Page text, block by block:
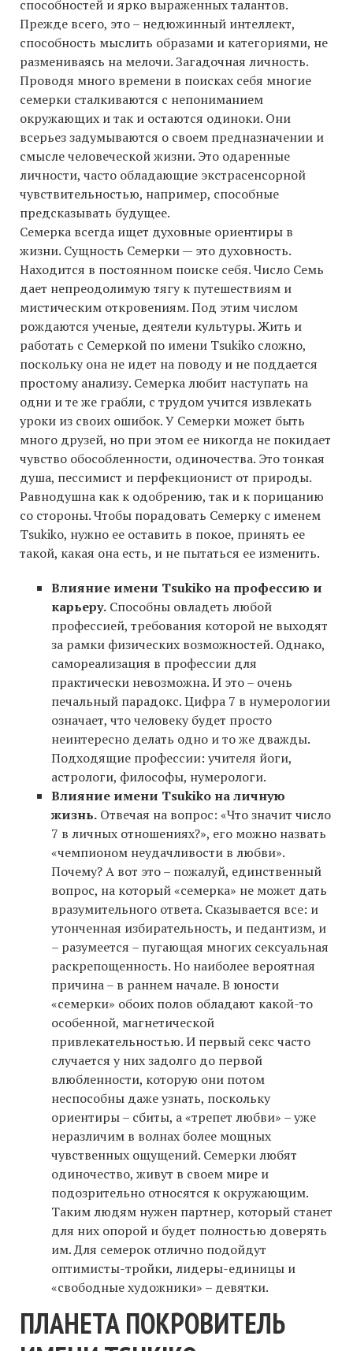
способностей и ярко выраженных талантов.
Прежде всего, это – недюжинный интеллект,
способность мыслить образами и категориями, не
размениваясь на мелочи. Загадочная личность.
Проводя много времени в поисках себя многие
семерки сталкиваются с непониманием
окружающих и так и остаются одиноки. Они
всерьез задумываются о своем предназначении и
смысле человеческой жизни. Это одаренные
личности, часто обладающие экстрасенсорной
чувствительностью, например, способные
предсказывать будущее.
Семерка всегда ищет духовные ориентиры в
жизни. Сущность Семерки — это духовность.
Находится в постоянном поиске себя. Число Семь
дает непреодолимую тягу к путешествиям и
мистическим откровениям. Под этим числом
рождаются ученые, деятели культуры. Жить и
работать с Семеркой по имени Tsukiko сложно,
поскольку она не идет на поводу и не поддается
простому анализу. Семерка любит наступать на
одни и те же грабли, с трудом учится извлекать
уроки из своих ошибок. У Семерки может быть
много друзей, но при этом ее никогда не покидает
чувство обособленности, одиночества. Это тонкая
душа, пессимист и перфекционист от природы.
Равнодушна как к одобрению, так и к порицанию
со стороны. Чтобы порадовать Семерку с именем
Tsukiko, нужно ее оставить в покое, принять ее
такой, какая она есть, и не пытаться ее изменить.
Влияние имени Tsukiko на профессию и
карьеру. Способны овладеть любой
профессией, требования которой не выходят
за рамки физических возможностей. Однако,
самореализация в профессии для
практически невозможна. И это – очень
печальный парадокс. Цифра 7 в нумерологии
означает, что человеку будет просто
неинтересно делать одно и то же дважды.
Подходящие профессии: учителя йоги,
астрологи, философы, нумерологи.
Влияние имени Tsukiko на личную
жизнь. Отвечая на вопрос: «Что значит число
7 в личных отношениях?», его можно назвать
«чемпионом неудачливости в любви».
Почему? А вот это – пожалуй, единственный
вопрос, на который «семерка» не может дать
вразумительного ответа. Сказывается все: и
утонченная избирательность, и педантизм, и
– разумеется – пугающая многих сексуальная
раскрепощенность. Но наиболее вероятная
причина – в раннем начале. В юности
«семерки» обоих полов обладают какой-то
особенной, магнетической
привлекательностью. И первый секс часто
случается у них задолго до первой
влюбленности, которую они потом
неспособны даже узнать, поскольку
ориентиры – сбиты, а «трепет любви» – уже
неразличим в волнах более мощных
чувственных ощущений. Семерки любят
одиночество, живут в своем мире и
подозрительно относятся к окружающим.
Таким людям нужен партнер, который станет
для них опорой и будет полностью доверять
им. Для семерок отлично подойдут
оптимисты-тройки, лидеры-единицы и
«свободные художники» – девятки.
ПЛАНЕТА ПОКРОВИТЕЛЬ